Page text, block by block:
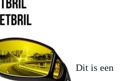
Dit is een